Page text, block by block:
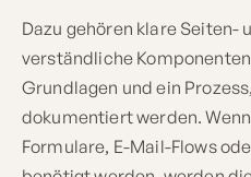
Dazu gehören klare Seiten-
verständliche
Grundlagen und ein
dokumentiert werden.
Formulare, E-Mail-Flows